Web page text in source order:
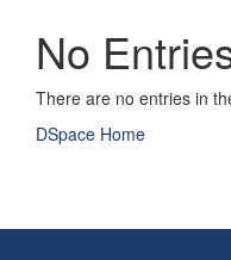
No
There are no entries in
DSpace Home